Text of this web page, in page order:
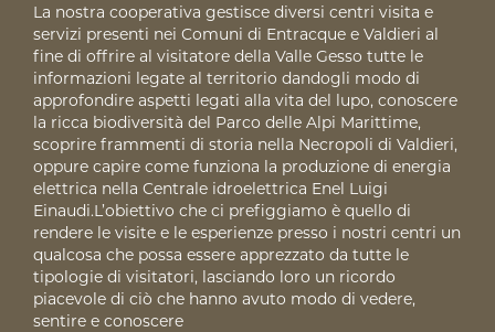
La nostra cooperativa gestisce diversi centri visita e
servizi presenti nei Comuni di Entracque e Valdieri al
fine di offrire al visitatore della Valle Gesso tutte le
informazioni legate al territorio dandogli modo di
approfondire aspetti legati alla vita del lupo, conoscere
la ricca biodiversità del Parco delle Alpi Marittime,
scoprire frammenti di storia nella Necropoli di Valdieri,
oppure capire come funziona la produzione di energia
elettrica nella Centrale idroelettrica Enel Luigi
Einaudi.L’obiettivo che ci prefiggiamo è quello di
rendere le visite e le esperienze presso i nostri centri un
qualcosa che possa essere apprezzato da tutte le
tipologie di visitatori, lasciando loro un ricordo
piacevole di ciò che hanno avuto modo di vedere,
sentire e conoscere